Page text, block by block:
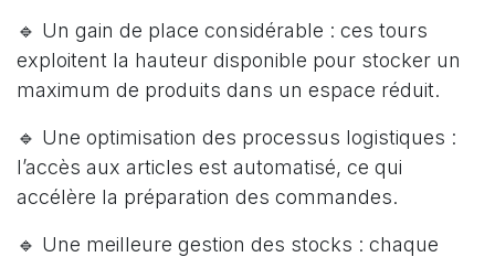
🔹 Un gain de place considérable : ces tours
exploitent la hauteur disponible pour stocker un
maximum de produits dans un espace réduit.
🔹 Une optimisation des processus logistiques :
l’accès aux articles est automatisé, ce qui
accélère la préparation des commandes.
🔹 Une meilleure gestion des stocks : chaque